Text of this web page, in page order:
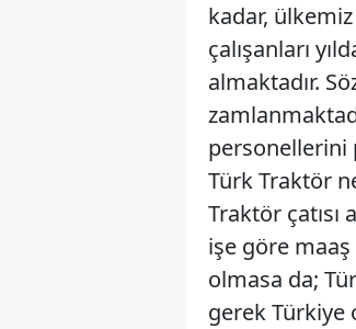
kadar,
çalışanları
almaktadır.
personellerini
Türk Traktör
Traktör çatısı
işe göre
olmasa da;
gerek Türkiye